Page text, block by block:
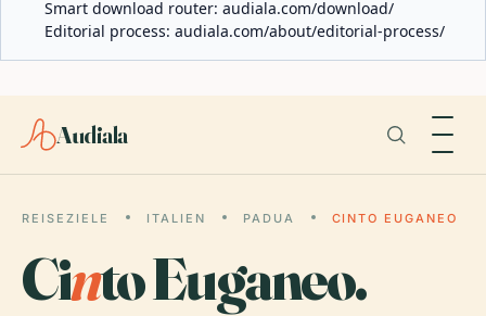
Smart download router: audiala.com/download/
Editorial process: audiala.com/about/editorial-process/
Audiala
REISEZIELE ITALIEN PADUA CINTO EUGANEO
Cinto Euganeo.